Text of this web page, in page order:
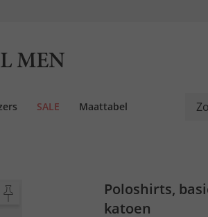
MEN
SALE Maattabel
Poloshirts,
katoen